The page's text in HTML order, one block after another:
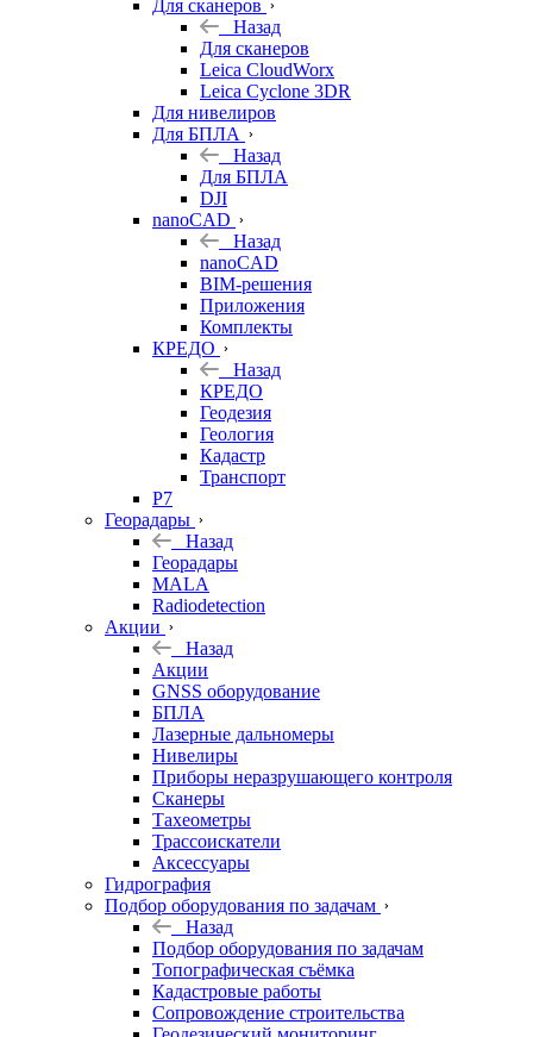
Для сканеров
Назад
Для сканеров
Leica CloudWorx
Leica Cyclone 3DR
Для нивелиров
Для БПЛА
Назад
Для БПЛА
DJI
nanoCAD
Назад
nanoCAD
BIM-решения
Приложения
Комплекты
КРЕДО
Назад
КРЕДО
Геодезия
Геология
Кадастр
Транспорт
Р7
Георадары
Назад
Георадары
MALA
Radiodetection
Акции
Назад
Акции
GNSS оборудование
БПЛА
Лазерные дальномеры
Нивелиры
Приборы неразрушающего контроля
Сканеры
Тахеометры
Трассоискатели
Аксессуары
Гидрография
Подбор оборудования по задачам
Назад
Подбор оборудования по задачам
Топографическая съёмка
Кадастровые работы
Сопровождение строительства